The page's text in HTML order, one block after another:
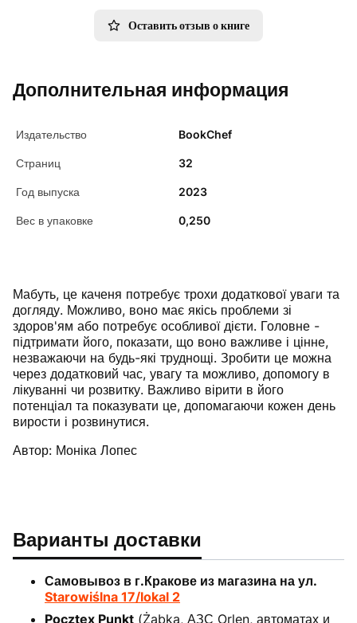
Оставить отзыв о книге
Дополнительная информация
Издательство BookChef
Страниц 32
Год выпуска 2023
Вес в упаковке 0,250
Мабуть, це каченя потребує трохи додаткової уваги та
догляду. Можливо, воно має якісь проблеми зі
здоров'ям або потребує особливої дієти. Головне -
підтримати його, показати, що воно важливе і цінне,
незважаючи на будь-які труднощі. Зробити це можна
через додатковий час, увагу та можливо, допомогу в
лікуванні чи розвитку. Важливо вірити в його
потенціал та показувати це, допомагаючи кожен день
вирости і розвинутися.
Автор: Моніка Лопес
Варианты доставки
Самовывоз в г.Кракове из магазина на ул.
Starowiślna 17/lokal 2
Pocztex Punkt (Żabka, АЗС Orlen, автоматах и